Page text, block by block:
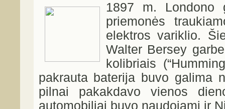
1897 m. Londono
priemonės
elektros variklio.
Walter Bersey
kolibriais
pakrauta baterija buvo galima
pilnai pakakdavo vienos
automobiliai buvo naudojami ir